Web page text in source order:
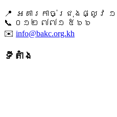
📍 អគារកាច់ជ្រុងផ្លូវ
📞 ​០១២ ៧៧១ ៥៦៦
✉️ info@bakc.org.kh
ទីតាំង